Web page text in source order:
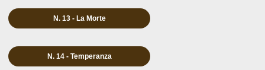
N. 13 - La Morte
N. 14 - Temperanza